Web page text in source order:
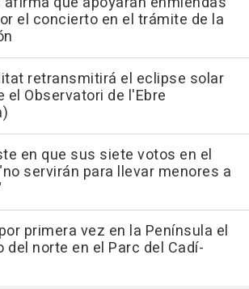
el concierto en el trámite de la
retransmitirá el eclipse solar
el Observatori de l'Ebre
en que sus siete votos en el
servirán para llevar menores a
primera vez en la Península el
del norte en el Parc del Cadí-